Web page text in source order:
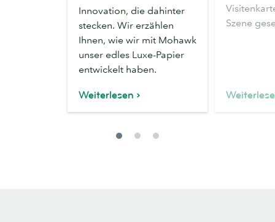
Innovation, die dahinter
stecken. Wir erzählen
Ihnen, wie wir mit Mohawk
unser edles Luxe-Papier
entwickelt haben.
Weiterlesen
Szene